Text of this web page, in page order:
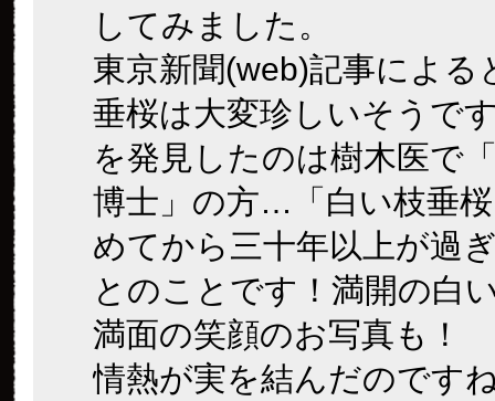
してみました。
東京新聞(web)記事による
垂桜は大変珍しいそうで
を発見したのは樹木医で
博士」の方…「白い枝垂
めてから三十年以上が過
とのことです！満開の白
満面の笑顔のお写真も！
情熱が実を結んだのです